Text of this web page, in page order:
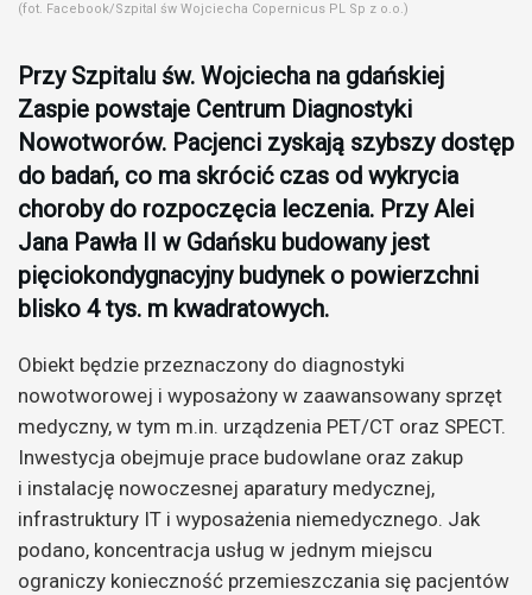
(fot. Facebook/Szpital św Wojciecha Copernicus PL Sp z o.o.)
Przy Szpitalu św. Wojciecha na gdańskiej
Zaspie powstaje Centrum Diagnostyki
Nowotworów. Pacjenci zyskają szybszy dostęp
do badań, co ma skrócić czas od wykrycia
choroby do rozpoczęcia leczenia. Przy Alei
Jana Pawła II w Gdańsku budowany jest
pięciokondygnacyjny budynek o powierzchni
blisko 4 tys. m kwadratowych.
Obiekt będzie przeznaczony do diagnostyki
nowotworowej i wyposażony w zaawansowany sprzęt
medyczny, w tym m.in. urządzenia PET/CT oraz SPECT.
Inwestycja obejmuje prace budowlane oraz zakup
i instalację nowoczesnej aparatury medycznej,
infrastruktury IT i wyposażenia niemedycznego. Jak
podano, koncentracja usług w jednym miejscu
ograniczy konieczność przemieszczania się pacjentów